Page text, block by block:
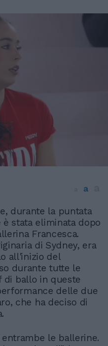
a
durante la puntata
è stata eliminata dopo
Francesca.
di Sydney, era
all'inizio del
durante tutte le
ballo in queste
delle due
che ha deciso di
le ballerine.